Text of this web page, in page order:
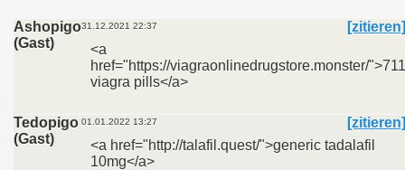
Ashopigo
(Gast)
31.12.2021 22:37
[zitieren]
<a
href="https://viagraonlinedrugstore.monster/">711
viagra pills</a>
Tedopigo
(Gast)
01.01.2022 13:27
[zitieren]
<a href="http://talafil.quest/">generic tadalafil
10mg</a>